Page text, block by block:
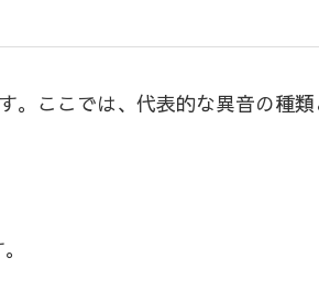
。ここでは、代表的な異音の種